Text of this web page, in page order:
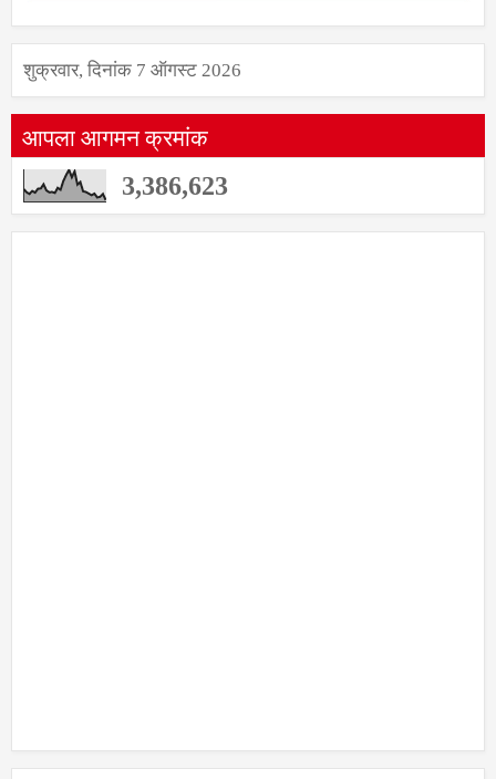
आपला आगमन क्रमांक
3,386,623